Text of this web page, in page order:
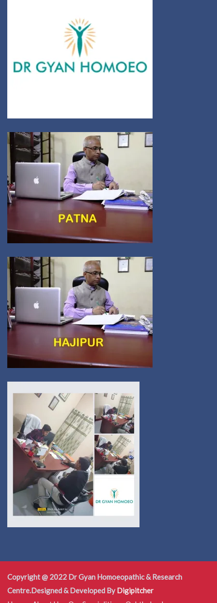
Copyright @ 2022 Dr Gyan Homoeopathic & Research
Centre.Designed & Developed By Digipitcher